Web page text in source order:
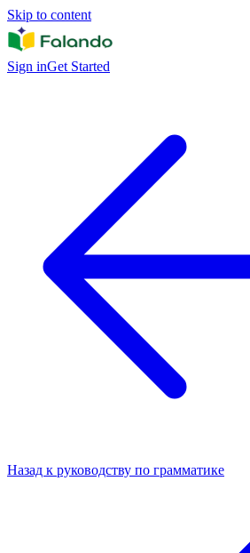
Skip to content
Sign inGet Started
Назад к руководству по грамматике